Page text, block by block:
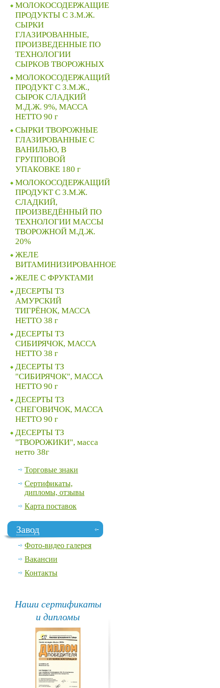
МОЛОКОСОДЕРЖАЩИЕ
ПРОДУКТЫ С З.М.Ж.
СЫРКИ
ГЛАЗИРОВАННЫЕ,
ПРОИЗВЕДЕННЫЕ ПО
ТЕХНОЛОГИИ
СЫРКОВ ТВОРОЖНЫХ
МОЛОКОСОДЕРЖАЩИЙ
ПРОДУКТ С З.М.Ж.,
СЫРОК СЛАДКИЙ
М.Д.Ж. 9%, МАССА
НЕТТО 90 г
СЫРКИ ТВОРОЖНЫЕ
ГЛАЗИРОВАННЫЕ С
ВАНИЛЬЮ, В
ГРУППОВОЙ
УПАКОВКЕ 180 г
МОЛОКОСОДЕРЖАЩИЙ
ПРОДУКТ С З.М.Ж.
СЛАДКИЙ,
ПРОИЗВЕДЁННЫЙ ПО
ТЕХНОЛОГИИ МАССЫ
ТВОРОЖНОЙ М.Д.Ж.
20%
ЖЕЛЕ
ВИТАМИНИЗИРОВАННОЕ
ЖЕЛЕ C ФРУКТАМИ
ДЕСЕРТЫ ТЗ
АМУРСКИЙ
ТИГРЁНОК, МАССА
НЕТТО 38 г
ДЕСЕРТЫ ТЗ
СИБИРЯЧОК, МАССА
НЕТТО 38 г
ДЕСЕРТЫ ТЗ
"СИБИРЯЧОК", МАССА
НЕТТО 90 г
ДЕСЕРТЫ ТЗ
СНЕГОВИЧОК, МАССА
НЕТТО 90 г
ДЕСЕРТЫ ТЗ
"ТВОРОЖИКИ", масса
нетто 38г
Торговые знаки
Сертификаты,
дипломы, отзывы
Карта поставок
Завод
Фото-видео галерея
Вакансии
Контакты
Наши сертификаты
и дипломы